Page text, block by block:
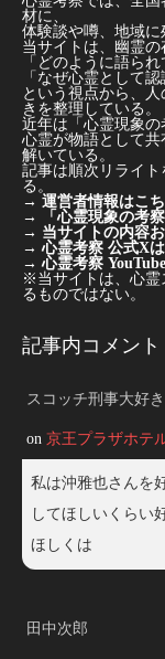
材に、
体験談や噂、地域に
当サイトは、幽霊の
「どのように語られ
「なぜ心霊として
という視点から、
きを整理している。
近年は「心霊現象の
心霊が物語として
解いている。
記事は順次リライ
る。
→ 運営者情報はこ
→
「心霊現象の考
→ 当サイトの内容
→ 心霊考察 公式X
→ 心霊考察
※当サイトは、心霊
るものではない。
記事内コメント
スコッチ刑事大好き
on 京王プラザホテ
私は沖雅也さんを
してほしいくらい
ほしくは
田中次郎